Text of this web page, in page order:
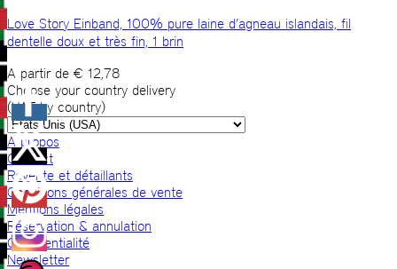
Love Story Einband, 100% pure laine d’agneau islandais, fil
dentelle doux et très fin, 1 brin
A partir de € 12,78
Choose your country delivery
(VAT by country)
A propos
Contact
Revente et détaillants
Conditions générales de vente
Mentions légales
Réservation & annulation
Confidentialité
Newsletter